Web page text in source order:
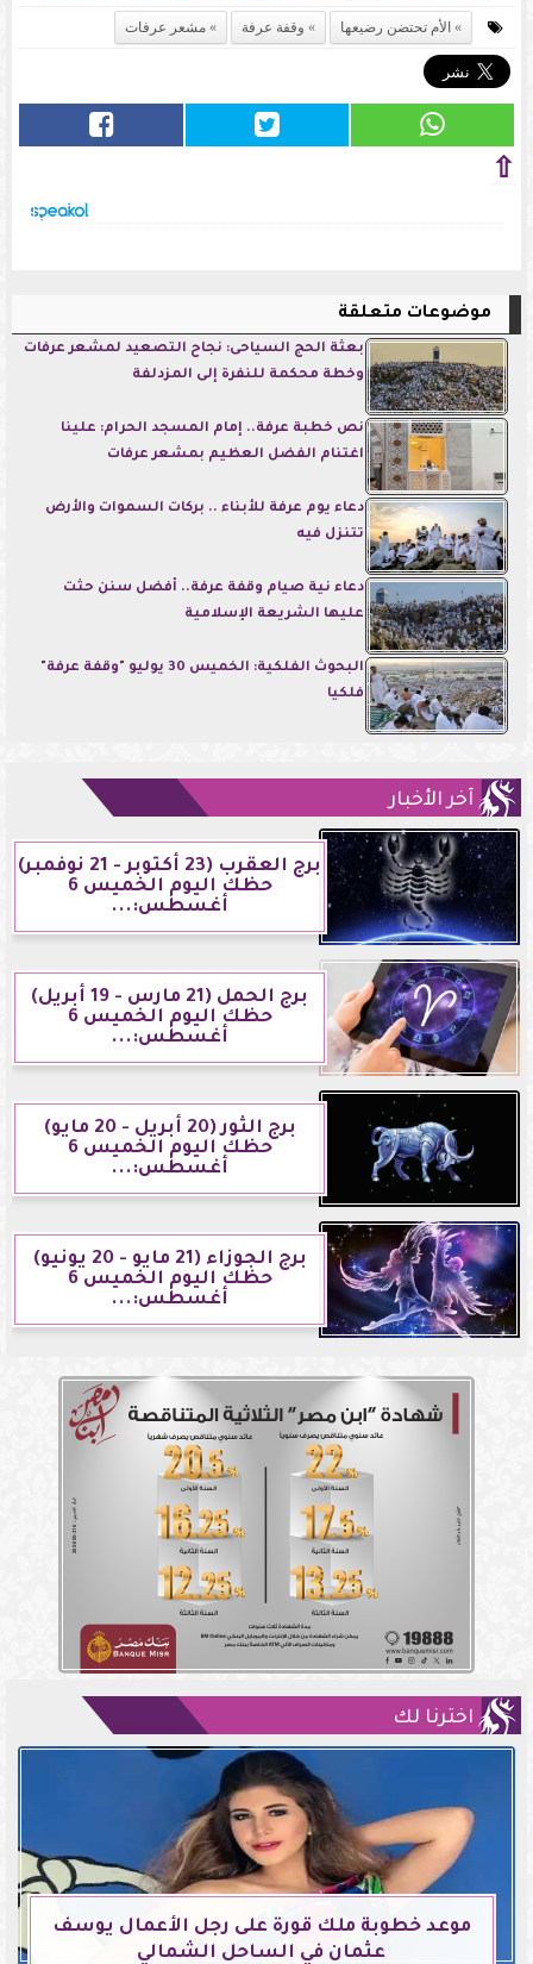
الأم تحتضن رضيعها وقفة عرفة مشعر عرفات
⇧
موضوعات متعلقة
بعثة الحج السياحى: نجاح التصعيد لمشعر عرفات
وخطة محكمة للنفرة إلى المزدلفة
نص خطبة عرفة.. إمام المسجد الحرام: علينا
اغتنام الفضل العظيم بمشعر عرفات
دعاء يوم عرفة للأبناء .. بركات السموات والأرض
تتنزل فيه
دعاء نية صيام وقفة عرفة.. أفضل سنن حثت
عليها الشريعة الإسلامية
البحوث الفلكية: الخميس 30 يوليو "وقفة عرفة"
فلكيا
آخر الأخبار
برج العقرب (23 أكتوبر - 21 نوفمبر)
حظك اليوم الخميس 6
أغسطس:...
برج الحمل (21 مارس - 19 أبريل)
حظك اليوم الخميس 6
أغسطس:...
برج الثور (20 أبريل - 20 مايو)
حظك اليوم الخميس 6
أغسطس:...
برج الجوزاء (21 مايو - 20 يونيو)
حظك اليوم الخميس 6
أغسطس:...
اخترنا لك
موعد خطوبة ملك قورة على رجل الأعمال يوسف
عثمان في الساحل الشمالي